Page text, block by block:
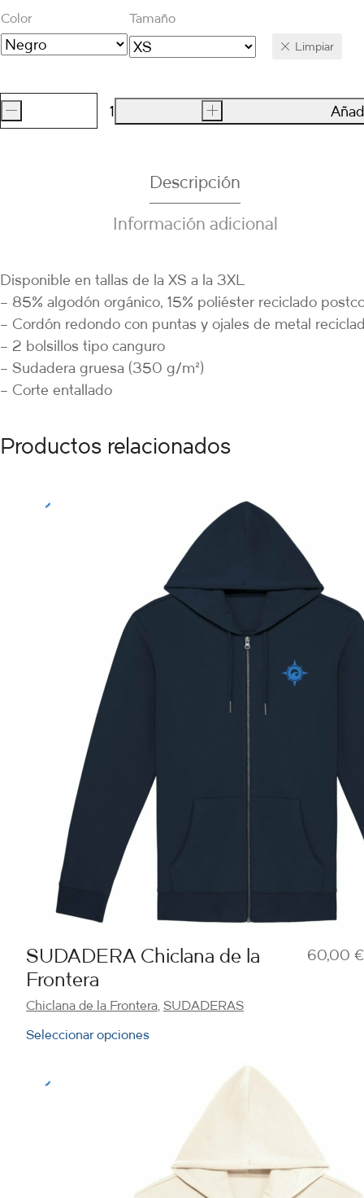
Color Tamaño
Limpiar
SUDADERA
- +
Descripción
Información adicional
Disponible en tallas de la XS a la 3XL
– 85% algodón orgánico, 15% poliéster reciclado
– Cordón redondo con puntas y ojales de metal
– 2 bolsillos tipo canguro
– Sudadera gruesa (350 g/m²)
– Corte entallado
Productos relacionados
SUDADERA Chiclana de la
Frontera
Chiclana de la Frontera, SUDADERAS
Seleccionar opciones
60,00 €